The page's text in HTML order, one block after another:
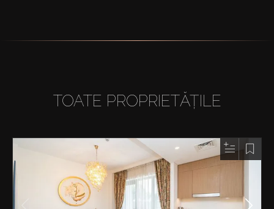
TOATE PROPRIETĂȚILE